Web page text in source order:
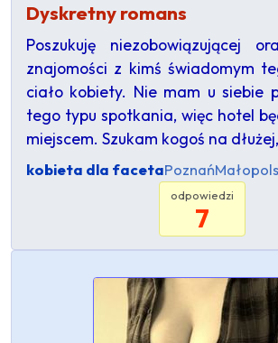
Dyskretny romans
Poszukuję niezobowiązującej
znajomości z kimś świadomym
ciało kobiety. Nie mam u siebie
tego typu spotkania, więc hotel
miejscem. Szukam kogoś na
kobieta dla facetaPoznań
odpowiedzi
7